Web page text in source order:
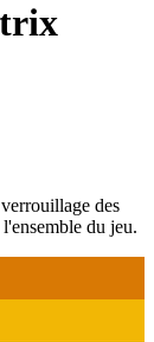
des
du jeu.